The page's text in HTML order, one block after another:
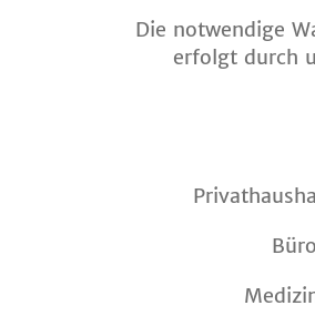
Die notwendige
erfolgt durch